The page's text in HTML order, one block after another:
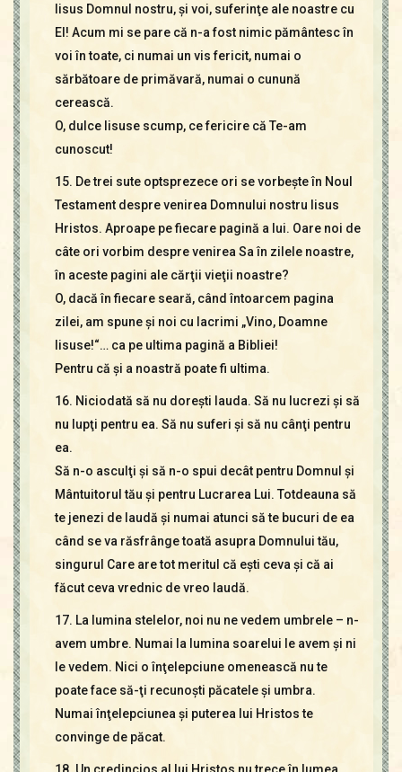
Iisus Domnul nostru, şi voi, suferinţe ale noastre cu
El! Acum mi se pare că n-a fost nimic pământesc în
voi în toate, ci numai un vis fericit, numai o
sărbătoare de primăvară, numai o cunună
cerească.
O, dulce Iisuse scump, ce fericire că Te-am
cunoscut!
15. De trei sute optsprezece ori se vorbeşte în Noul
Testament despre venirea Domnului nostru Iisus
Hristos. Aproape pe fiecare pagină a lui. Oare noi de
câte ori vorbim despre venirea Sa în zilele noastre,
în aceste pagini ale cărţii vieţii noastre?
O, dacă în fiecare seară, când întoarcem pagina
zilei, am spune şi noi cu lacrimi „Vino, Doamne
Iisuse!“… ca pe ultima pagină a Bibliei!
Pentru că şi a noastră poate fi ultima.
16. Niciodată să nu doreşti lauda. Să nu lucrezi şi să
nu lupţi pentru ea. Să nu suferi şi să nu cânţi pentru
ea.
Să n-o asculţi şi să n-o spui decât pentru Domnul şi
Mântuitorul tău şi pentru Lucrarea Lui. Totdeauna să
te jenezi de laudă şi numai atunci să te bucuri de ea
când se va răsfrânge toată asupra Domnului tău,
singurul Care are tot meritul că eşti ceva şi că ai
făcut ceva vrednic de vreo laudă.
17. La lumina stelelor, noi nu ne vedem umbrele – n-
a­vem umbre. Numai la lumina soarelui le avem şi ni
le vedem. Nici o înţelepciune omenească nu te
poate face să-ţi recunoşti păcatele şi umbra.
Numai înţelepciunea şi puterea lui Hristos te
convinge de păcat.
18. Un credincios al lui Hristos nu trece în lumea